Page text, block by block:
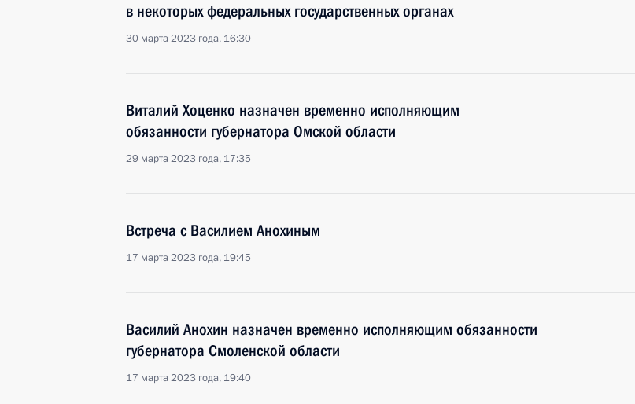
в некоторых федеральных государственных органах
30 марта 2023 года, 16:30
Виталий Хоценко назначен временно исполняющим
обязанности губернатора Омской области
29 марта 2023 года, 17:35
Встреча с Василием Анохиным
17 марта 2023 года, 19:45
Василий Анохин назначен временно исполняющим обязанности
губернатора Смоленской области
17 марта 2023 года, 19:40